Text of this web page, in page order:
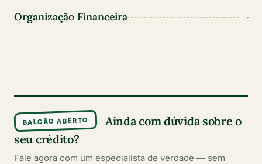
Organização Financeira ·
BALCÃO ABERTO
Ainda com dúvida sobre o
seu crédito?
Fale agora com um especialista de verdade — sem